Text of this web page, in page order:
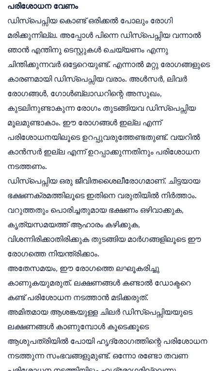
പരിശോധന വേണം
ഡിസ്പെപ്സിയ കൊണ്ട് ഒരിക്കൽ പോലും രോഗി
മരിക്കുന്നില്ല. അപ്പോൾ പിന്നെ ഡിസ്പെപ്സിയ വന്നാൽ
ഞാൻ എന്തിനു ടെസ്റ്റുകൾ ചെയ്യണം എന്നു
ചിന്തിക്കുന്നവർ ഒട്ടേറെയുണ്ട്. എന്നാൽ മറ്റു രോഗങ്ങളുടെ
കാരണമായി ഡിസ്പെപ്സിയ വരാം. അൾസർ, ലിവർ
രോഗങ്ങൾ, ഗോൾബ്ലാഡറിന്റെ അസുഖം,
കുടലിനുണ്ടാകുന്ന രോഗം തുടങ്ങിയവ ഡിസ്പെപ്സിയ
മൂലമുണ്ടാകാം. ഈ രോഗങ്ങൾ ഇല്ല എന്ന്
പരിശോധനയിലൂടെ ഉറപ്പുവരുത്തേണ്ടതുണ്ട്. വയറിൽ
കാൻസർ ഇല്ല എന്ന് ഉറപ്പാക്കുന്നതിനും പരിശോധന
നടത്തണം.
ഡിസ്പെപ്സിയ ഒരു ജീവിതശൈലീരോഗമാണ്. ചിട്ടയായ
ഭക്ഷണക്രമത്തിലൂടെ ഇതിനെ വരുതിയിൽ നിർത്താം.
വറുത്തതും പൊരിച്ചതുമായ ഭക്ഷണം ഒഴിവാക്കുക,
കൃത്യസമയത്ത് ആഹാരം കഴിക്കുക,
വിശന്നിരിക്കാതിരിക്കുക തുടങ്ങിയ മാർഗങ്ങളിലൂടെ ഈ
രോഗത്തെ നിയന്ത്രിക്കാം.
അതേസമയം, ഈ രോഗത്തെ ലഘൂകരിച്ചു
കാണുകയുമരുത്. ലക്ഷണങ്ങൾ കണ്ടാൽ ഡോക്ടറെ
കണ്ട് പരിശോധന നടത്താൻ മടിക്കരുത്.
അമിതമായ ആശങ്കയുള്ള ചിലർ ഡിസ്പെപ്സിയയുടെ
ലക്ഷണങ്ങൾ കാണുമ്പോൾ കൂടെക്കൂടെ
ആശുപത്രിയിൽ പോയി ഹൃദ്രോഗത്തിന്റെ പരിശോധന
നടത്തുന്ന സംഭവങ്ങളുമുണ്ട്. ഒന്നോ രണ്ടോ തവണ